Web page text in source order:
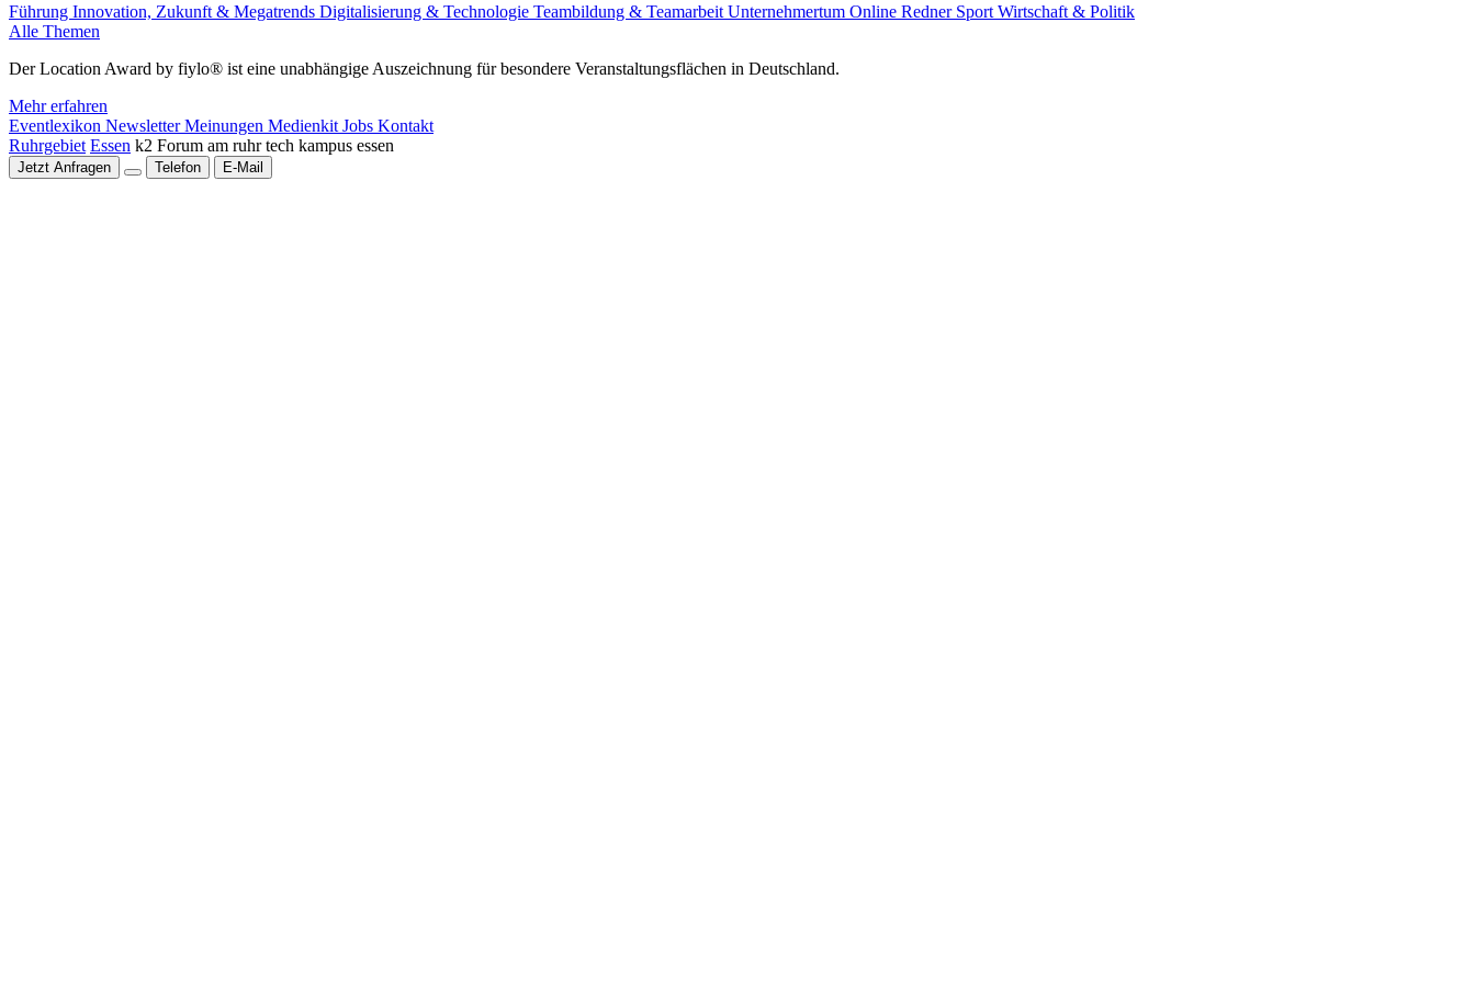
Führung Innovation, Zukunft & Megatrends Digitalisierung & Technologie Teambildung & Teamarbeit Unternehmertum Online Redner Sport Wirtschaft & Politik
Alle Themen
Der Location Award by fiylo® ist eine unabhängige Auszeichnung für besondere Veranstaltungsflächen in Deutschland.
Mehr erfahren
Eventlexikon NewsletterMeinungen Medienkit Jobs Kontakt
Ruhrgebiet Essen k2 Forum am ruhr tech kampus essen
Jetzt Anfragen Telefon E-Mail